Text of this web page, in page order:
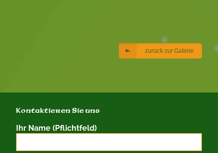
zurück zur Galerie
Kontaktieren Sie uns
Ihr Name (Pflichtfeld)